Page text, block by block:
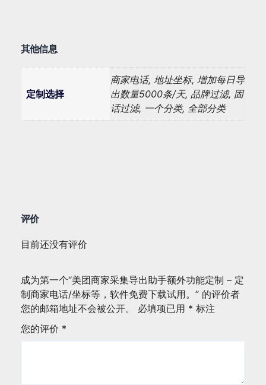
其他信息
定制选择
商家电话, 地址坐标, 增加每日导
出数量5000条/天, 品牌过滤, 固
话过滤, 一个分类, 全部分类
评价
目前还没有评价
成为第一个“美团商家采集导出助手额外功能定制 – 定
制商家电话/坐标等，软件免费下载试用。” 的评价者
您的邮箱地址不会被公开。
必填项已用 * 标注
您的评价 *